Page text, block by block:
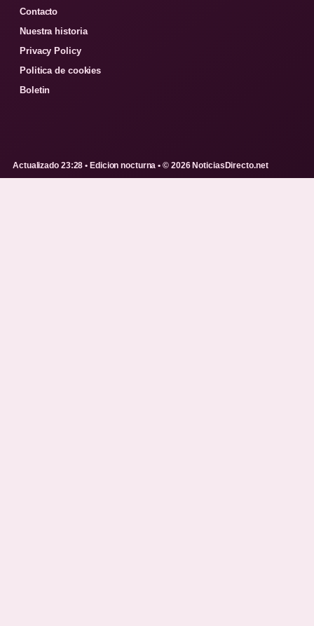
Contacto
Nuestra historia
Privacy Policy
Politica de cookies
Boletin
Actualizado 23:28 • Edicion nocturna • © 2026 NoticiasDirecto.net